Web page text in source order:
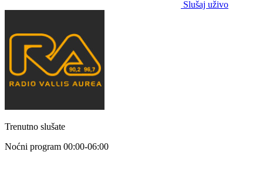
Slušaj uživo
Trenutno slušate
Noćni program 00:00-06:00